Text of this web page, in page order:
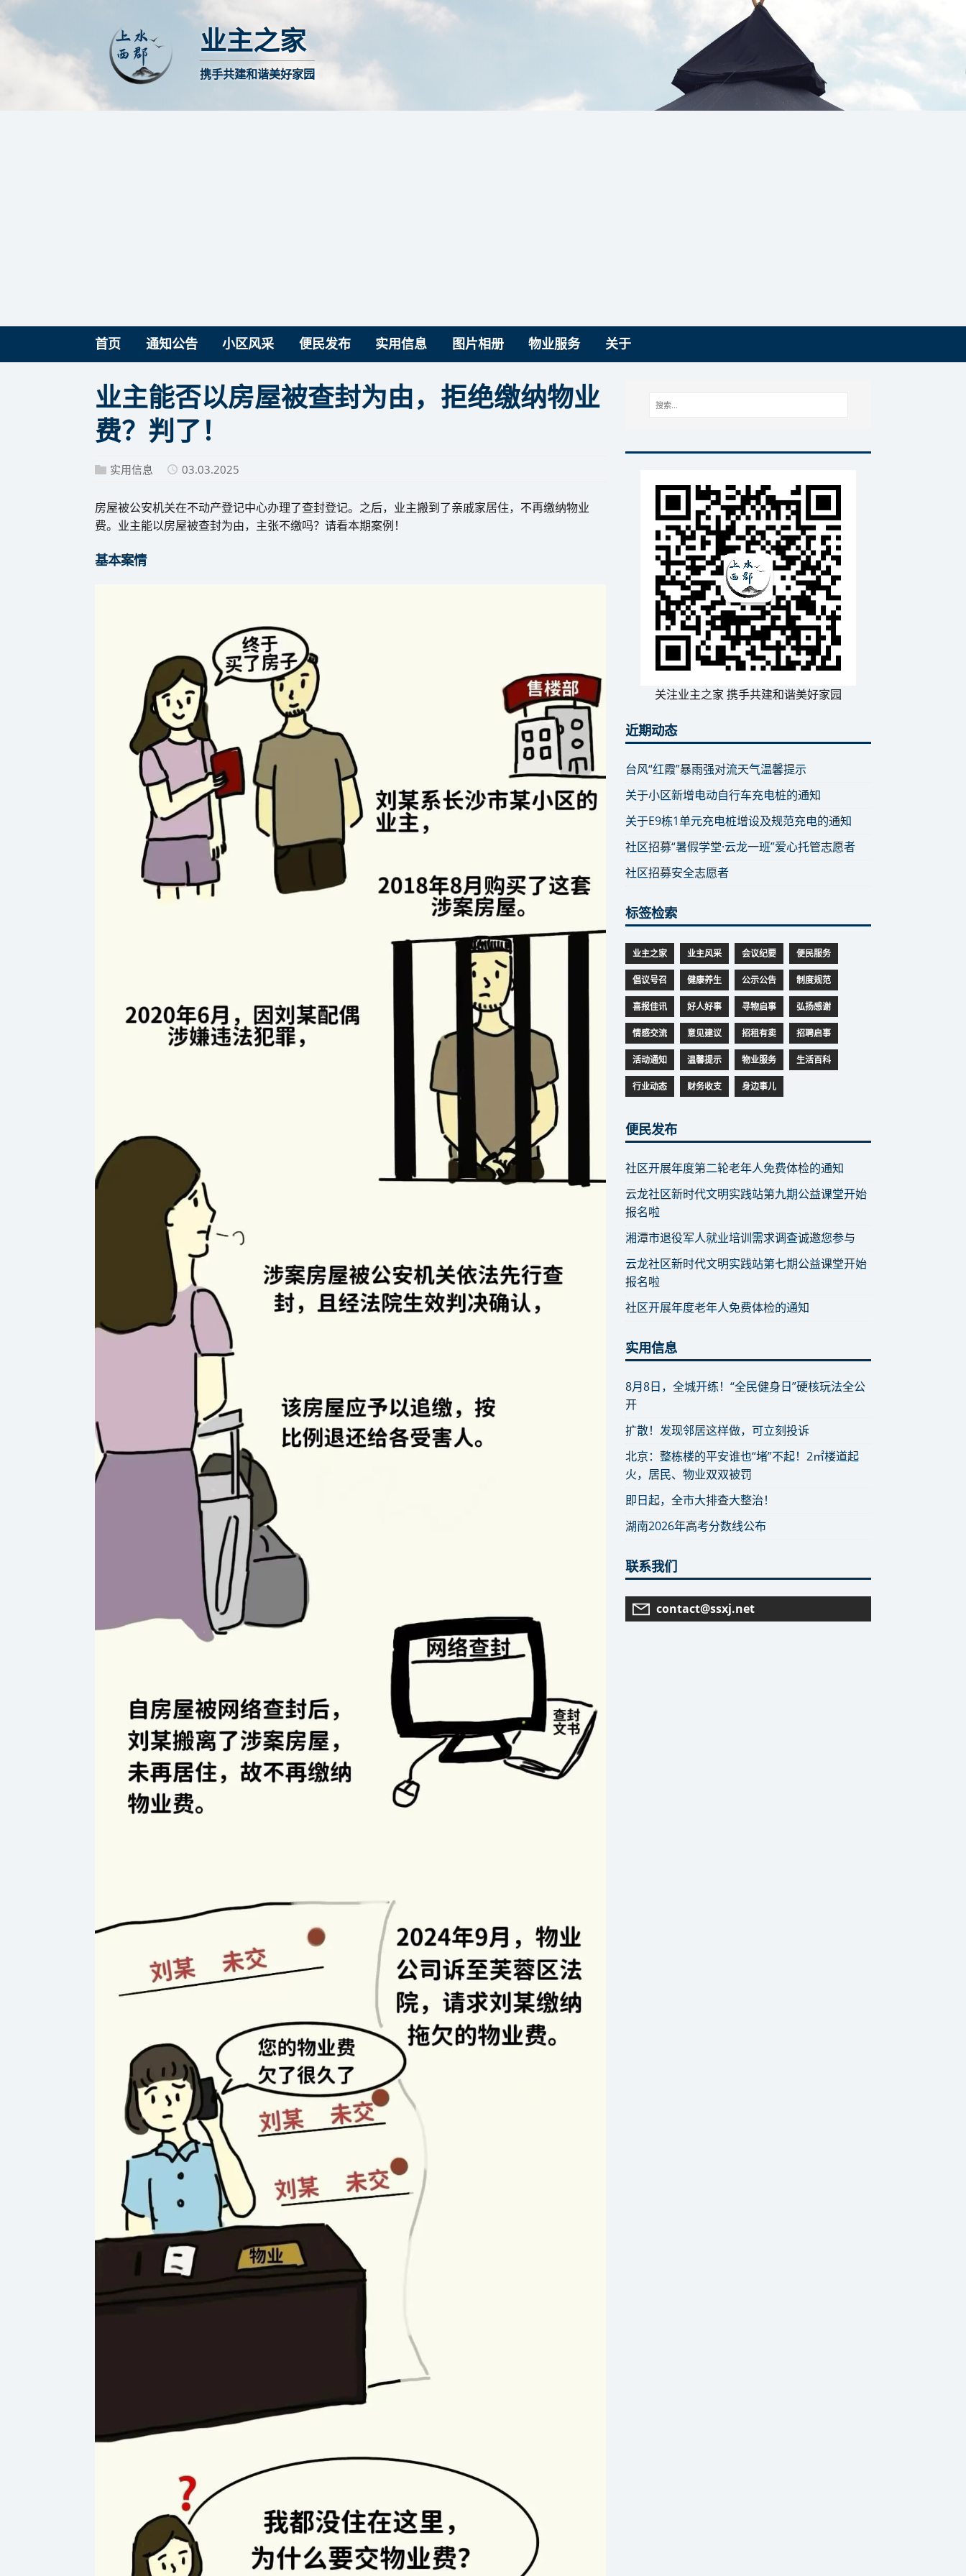
业主之家
携手共建和谐美好家园
首页 通知公告 小区风采 便民发布 实用信息 图片相册 物业服务 关于
业主能否以房屋被查封为由，拒绝缴纳物业
费？判了！
实用信息 03.03.2025
房屋被公安机关在不动产登记中心办理了查封登记。之后，业主搬到了亲戚家居住，不再缴纳物业
费。业主能以房屋被查封为由，主张不缴吗？请看本期案例！
基本案情
关注业主之家 携手共建和谐美好家园
近期动态
台风“红霞”暴雨强对流天气温馨提示
关于小区新增电动自行车充电桩的通知
关于E9栋1单元充电桩增设及规范充电的通知
社区招募“暑假学堂·云龙一班”爱心托管志愿者
社区招募安全志愿者
标签检索
业主之家 业主风采 会议纪要 便民服务
倡议号召 健康养生 公示公告 制度规范
喜报佳讯 好人好事 寻物启事 弘扬感谢
情感交流 意见建议 招租有卖 招聘启事
活动通知 温馨提示 物业服务 生活百科
行业动态 财务收支 身边事儿
便民发布
社区开展年度第二轮老年人免费体检的通知
云龙社区新时代文明实践站第九期公益课堂开始
报名啦
湘潭市退役军人就业培训需求调查诚邀您参与
云龙社区新时代文明实践站第七期公益课堂开始
报名啦
社区开展年度老年人免费体检的通知
实用信息
8月8日，全城开练！“全民健身日”硬核玩法全公
开
扩散！发现邻居这样做，可立刻投诉
北京：整栋楼的平安谁也“堵”不起！2㎡楼道起
火，居民、物业双双被罚
即日起，全市大排查大整治！
湖南2026年高考分数线公布
联系我们
contact@ssxj.net